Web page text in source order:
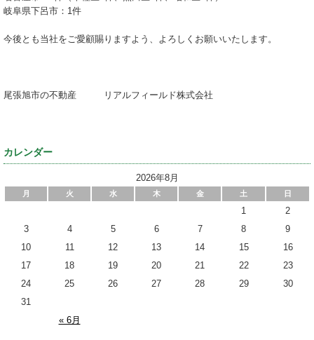
岐阜県下呂市：1件
今後とも当社をご愛顧賜りますよう、よろしくお願いいたします。
尾張旭市の不動産 リアルフィールド株式会社
カレンダー
2026年8月
月 火 水 木 金 土 日
« 6月
1
2
3
4 5 6 7 8
9
10
11 12 13 14 15
16
17
18 19 20 21 22
23
24
25 26 27 28 29
30
31